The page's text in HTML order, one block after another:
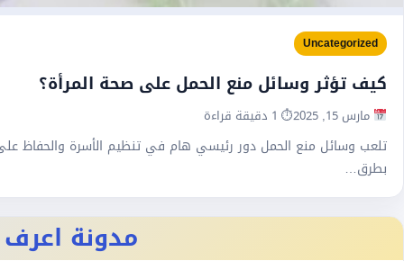
Uncategorized
كيف تؤثر وسائل منع الحمل على صحة المرأة؟
مارس 15, 2025 ⏱ 1 دقيقة قراءة
تلعب وسائل منع الحمل دور رئيسي هام في تنظيم الأسرة والحفاظ
بطرق…
مدونة اعرف